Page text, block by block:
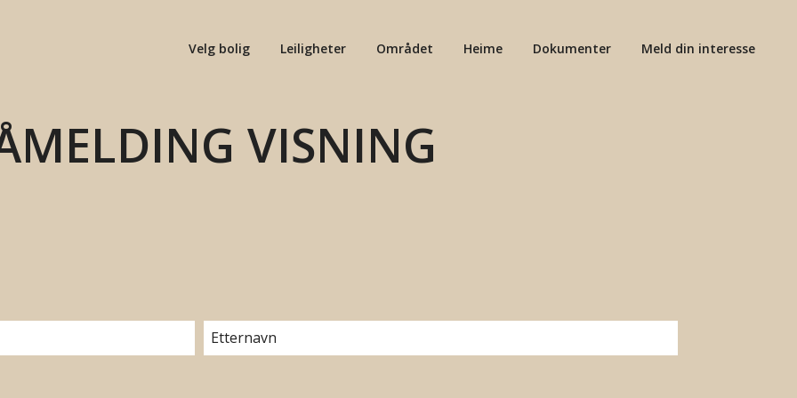
Velg bolig Leiligheter Området Heime Dokumenter Meld din interesse
VISNING